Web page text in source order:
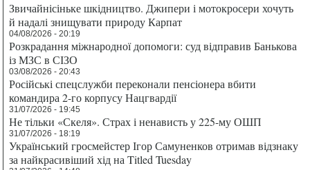
Звичайнісіньке шкідництво. Джипери і мотокросери хочуть
й надалі знищувати природу Карпат
04/08/2026 - 20:19
Розкрадання міжнародної допомоги: суд відправив Банькова
із МЗС в СІЗО
03/08/2026 - 20:43
Російські спецслужби переконали пенсіонера вбити
командира 2-го корпусу Нацгвардії
31/07/2026 - 19:45
Не тільки «Скеля». Страх і ненависть у 225-му ОШП
31/07/2026 - 18:19
Український гросмейстер Ігор Самуненков отримав відзнаку
за найкрасивіший хід на Titled Tuesday